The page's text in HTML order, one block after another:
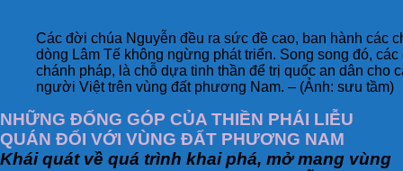
Các đời chúa Nguyễn đều ra sức đề cao, ban hành các
dòng Lâm Tế không ngừng phát triển. Song song đó,
chánh pháp, là chỗ dựa tinh thần để trị quốc an dân cho
người Việt trên vùng đất phương Nam. – (Ảnh: sưu tầm)
NHỮNG ĐỐNG GÓP CỦA THIỀN PHÁI LIỄU
QUÁN ĐỐI VỚI VÙNG ĐẤT PHƯƠNG NAM
Khái quát về quá trình khai phá, mở mang vùng